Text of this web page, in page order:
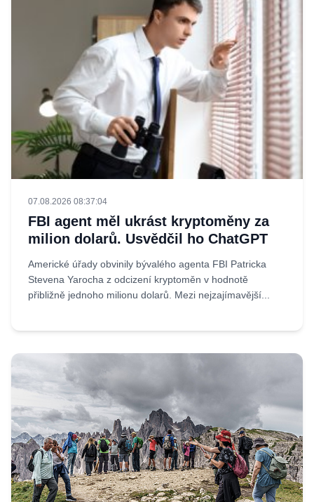
07.08.2026 08:37:04
FBI agent měl ukrást kryptoměny za
milion dolarů. Usvědčil ho ChatGPT
Americké úřady obvinily bývalého agenta FBI Patricka
Stevena Yarocha z odcizení kryptoměn v hodnotě
přibližně jednoho milionu dolarů. Mezi nejzajímavější...